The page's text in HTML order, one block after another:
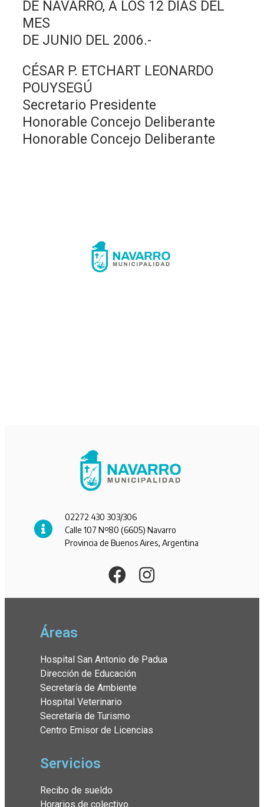
DE NAVARRO, A LOS 12 DIAS DEL
MES
DE JUNIO DEL 2006.-
CÉSAR P. ETCHART LEONARDO
POUYSEGÚ
Secretario Presidente
Honorable Concejo Deliberante
Honorable Concejo Deliberante
02272 430 303/306
Calle 107 Nº80 (6605) Navarro
Provincia de Buenos Aires, Argentina
Áreas
Hospital San Antonio de Padua
Dirección de Educación
Secretaría de Ambiente
Hospital Veterinario
Secretaría de Turismo
Centro Emisor de Licencias
Servicios
Recibo de sueldo
Horarios de colectivo